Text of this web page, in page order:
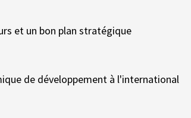
et un bon plan stratégique
de développement à l'international